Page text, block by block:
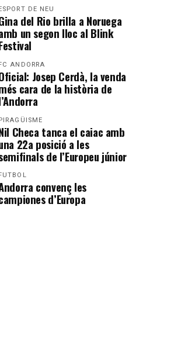
DE NEU
del Rio brilla a Noruega
un segon lloc al Blink
ANDORRA
Josep Cerdà, la venda
cara de la història de
Checa tanca el caiac amb
22a posició a les
de l’Europeu júnior
convenç les
d’Europa